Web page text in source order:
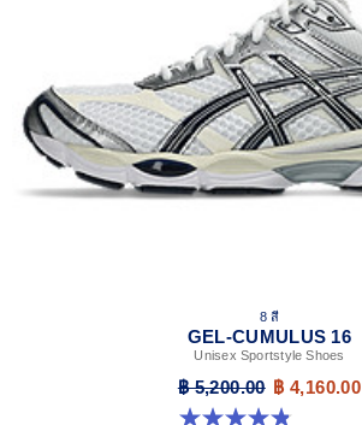
8 สี
GEL-CUMULUS 16
Unisex Sportstyle Shoes
฿ 5,200.00 ฿ 4,160.00
4.8 จาก 5 ดาว 224 รีวิว